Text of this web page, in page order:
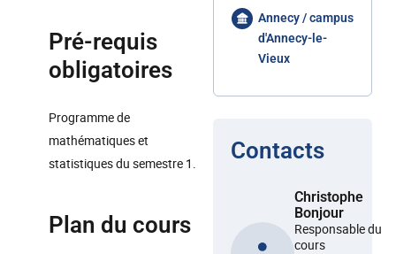
Pré-requis
obligatoires
Programme de
mathématiques et
statistiques du semestre 1.
Plan du cours
Annecy / campus
d'Annecy-le-
Vieux
Contacts
Christophe
Bonjour
Responsable du
cours